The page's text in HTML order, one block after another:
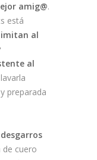
amig@.
está
al
al
preparada
de cuero